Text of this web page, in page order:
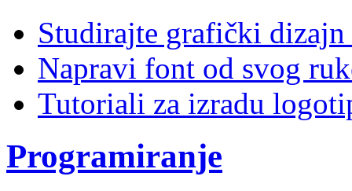
Studirajte grafički dizajn
Napravi font od svog
Tutoriali za izradu
Programiranje